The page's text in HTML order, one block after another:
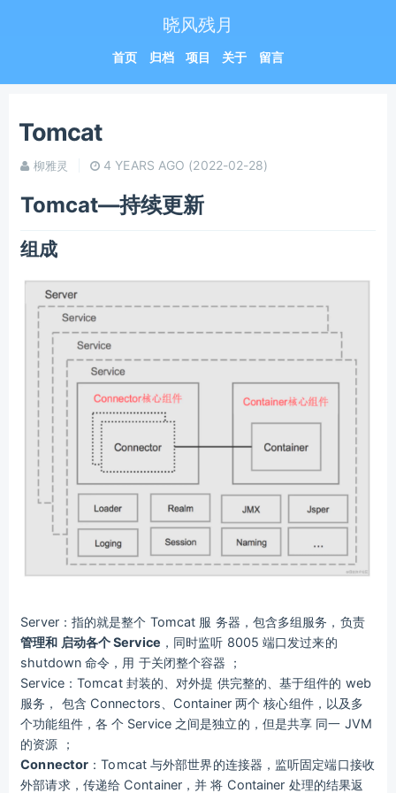
晓风残月
首页 归档 项目 关于 留言
Tomcat
柳雅灵 4 YEARS AGO (2022-02-28)
Tomcat—持续更新
组成
Server：指的就是整个 Tomcat 服 务器，包含多组服务，负责
管理和 启动各个 Service ，同时监听 8005 端口发过来的
shutdown 命令，用 于关闭整个容器 ；
Service：Tomcat 封装的、对外提 供完整的、基于组件的 web
服务， 包含 Connectors、Container 两个 核心组件，以及多
个功能组件，各 个 Service 之间是独立的，但是共享 同一 JVM
的资源 ；
Connector ：Tomcat 与外部世界的连接器，监听固定端口接收
外部请求，传递给 Container，并 将 Container 处理的结果返